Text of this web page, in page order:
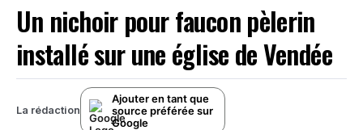
Un nichoir pour faucon pèlerin
installé sur une église de Vendée
La rédaction
Ajouter en tant que
source préférée sur
Google